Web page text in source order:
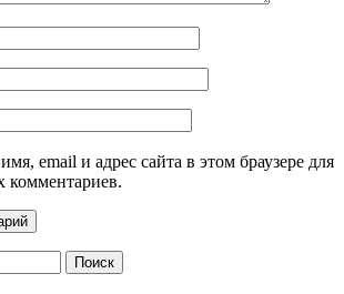
email и адрес сайта в этом браузере для